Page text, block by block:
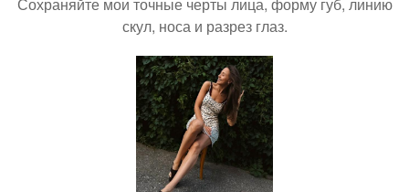
Сохраняйте мои точные черты лица, форму губ, линию
скул, носа и разрез глаз.